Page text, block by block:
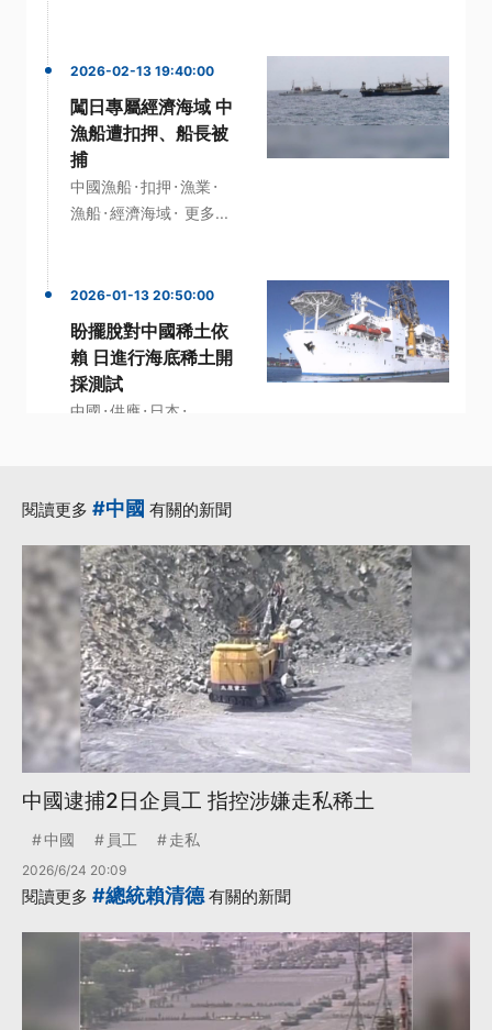
2026-02-13 19:40:00
闖日專屬經濟海域 中
漁船遭扣押、船長被
捕
中國漁船·扣押 ·漁業 ·
漁船·經濟海域· 更多...
2026-01-13 20:50:00
盼擺脫對中國稀土依
賴 日進行海底稀土開
採測試
中國 ·供應· 日本 ·
閱讀更多 #中國 有關的新聞
中國逮捕2日企員工 指控涉嫌走私稀土
中國 員工 走私
2026/6/24 20:09
閱讀更多 #總統賴清德有關的新聞